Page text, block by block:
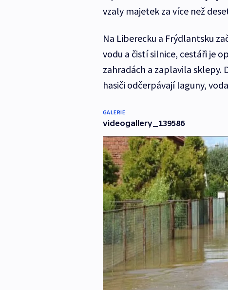
vzaly majetek za více než
Na Liberecku a Frýdlantsku
vodu a čistí silnice, cestáři je
zahradách a zaplavila sklepy.
hasiči odčerpávají laguny,
GALERIE
videogallery_139586